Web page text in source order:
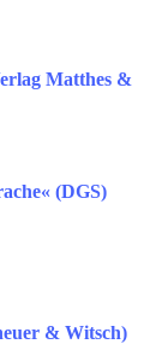
Matthes &
(DGS)
& Witsch)